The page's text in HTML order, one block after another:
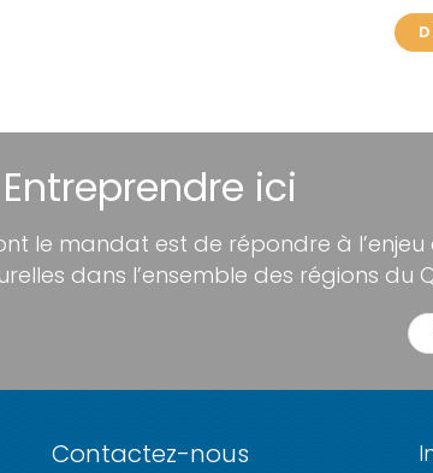
Entreprendre ici
le mandat est de répondre à l’enjeu
dans l’ensemble des régions du
Contactez-nous